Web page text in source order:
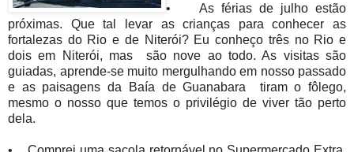
• As férias de julho estão
próximas. Que tal levar as crianças para conhecer as
fortalezas do Rio e de Niterói? Eu conheço três no Rio e
dois em Niterói, mas são nove ao todo. As visitas são
guiadas, aprende-se muito mergulhando em nosso passado
e as paisagens da Baía de Guanabara tiram o fôlego,
mesmo o nosso que temos o privilégio de viver tão perto
dela.